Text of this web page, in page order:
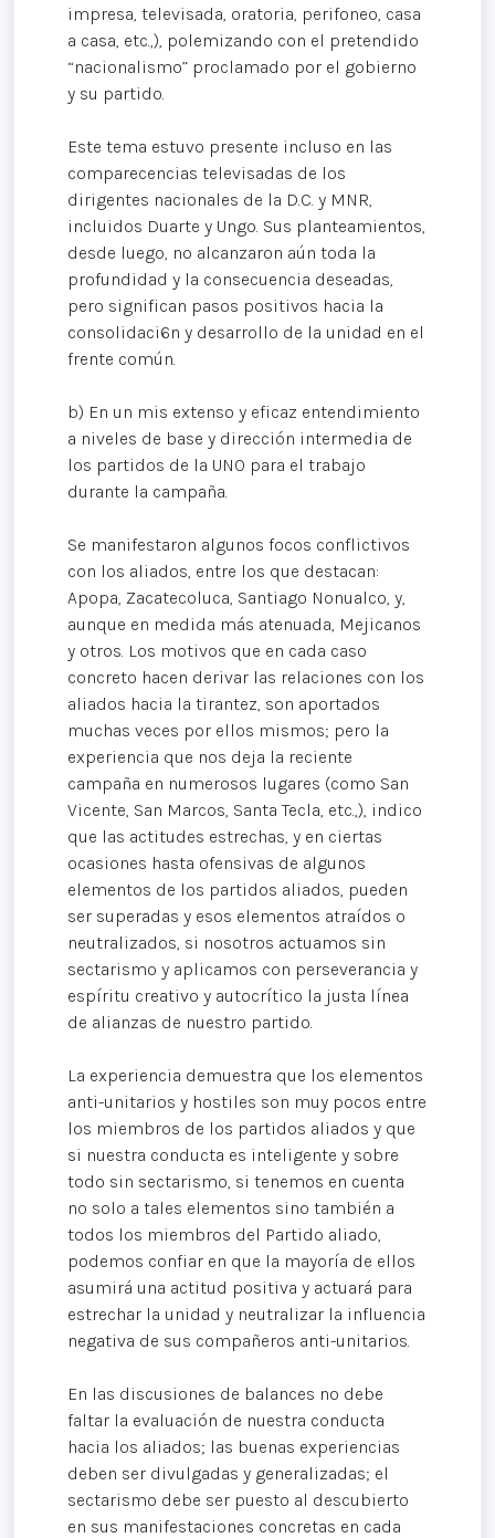
impresa, televisada, oratoria, perifoneo, casa
a casa, etc.,), polemizando con el pretendido
“nacionalismo” proclamado por el gobierno
y su partido.
Este tema estuvo presente incluso en las
comparecencias televisadas de los
dirigentes nacionales de la D.C. y MNR,
incluidos Duarte y Ungo. Sus planteamientos,
desde luego, no alcanzaron aún toda la
profundidad y la consecuencia deseadas,
pero significan pasos positivos hacia la
consolidaci6n y desarrollo de la unidad en el
frente común.
b) En un mis extenso y eficaz entendimiento
a niveles de base y dirección intermedia de
los partidos de la UNO para el trabajo
durante la campaña.
Se manifestaron algunos focos conflictivos
con los aliados, entre los que destacan:
Apopa, Zacatecoluca, Santiago Nonualco, y,
aunque en medida más atenuada, Mejicanos
y otros. Los motivos que en cada caso
concreto hacen derivar las relaciones con los
aliados hacia la tirantez, son aportados
muchas veces por ellos mismos; pero la
experiencia que nos deja la reciente
campaña en numerosos lugares (como San
Vicente, San Marcos, Santa Tecla, etc.,), indico
que las actitudes estrechas, y en ciertas
ocasiones hasta ofensivas de algunos
elementos de los partidos aliados, pueden
ser superadas y esos elementos atraídos o
neutralizados, si nosotros actuamos sin
sectarismo y aplicamos con perseverancia y
espíritu creativo y autocrítico la justa línea
de alianzas de nuestro partido.
La experiencia demuestra que los elementos
anti-unitarios y hostiles son muy pocos entre
los miembros de los partidos aliados y que
si nuestra conducta es inteligente y sobre
todo sin sectarismo, si tenemos en cuenta
no solo a tales elementos sino también a
todos los miembros del Partido aliado,
podemos confiar en que la mayoría de ellos
asumirá una actitud positiva y actuará para
estrechar la unidad y neutralizar la influencia
negativa de sus compañeros anti-unitarios.
En las discusiones de balances no debe
faltar la evaluación de nuestra conducta
hacia los aliados; las buenas experiencias
deben ser divulgadas y generalizadas; el
sectarismo debe ser puesto al descubierto
en sus manifestaciones concretas en cada